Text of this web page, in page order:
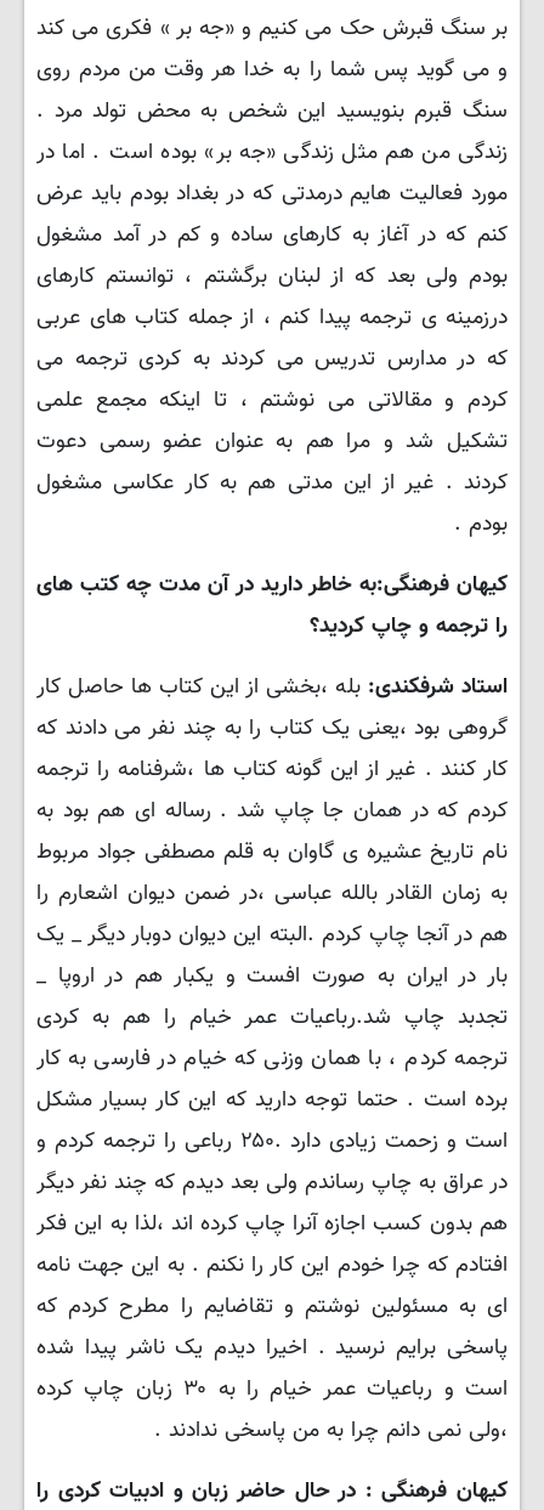
بر سنگ قبرش حک می کنیم و «جه بر » فکری می کند
و می گوید پس شما را به خدا هر وقت من مردم روی
سنگ قبرم بنویسید این شخص به محض تولد مرد .
زندگی من هم مثل زندگی «جه بر» بوده است . اما در
مورد فعالیت هایم درمدتی که در بغداد بودم باید عرض
کنم که در آغاز به کارهای ساده و کم در آمد مشغول
بودم ولی بعد که از لبنان برگشتم ، توانستم کارهای
درزمینه ی ترجمه پیدا کنم ، از جمله کتاب های عربی
که در مدارس تدریس می کردند به کردی ترجمه می
کردم و مقالاتی می نوشتم ، تا اینکه مجمع علمی
تشکیل شد و مرا هم به عنوان عضو رسمی دعوت
کردند . غیر از این مدتی هم به کار عکاسی مشغول
بودم .
کیهان فرهنگی:به خاطر دارید در آن مدت چه کتب های
را ترجمه و چاپ کردید؟
استاد شرفکندی: بله ،بخشی از این کتاب ها حاصل کار
گروهی بود ،یعنی یک کتاب را به چند نفر می دادند که
کار کنند . غیر از این گونه کتاب ها ،شرفنامه را ترجمه
کردم که در همان جا چاپ شد . رساله ای هم بود به
نام تاریخ عشیره ی گاوان به قلم مصطفی جواد مربوط
به زمان القادر بالله عباسی ،در ضمن دیوان اشعارم را
هم در آنجا چاپ کردم .البته این دیوان دوبار دیگر _ یک
بار در ایران به صورت افست و یکبار هم در اروپا _
تجدبد چاپ شد.رباعیات عمر خیام را هم به کردی
ترجمه کردم ، با همان وزنی که خیام در فارسی به کار
برده است . حتما توجه دارید که این کار بسیار مشکل
است و زحمت زیادی دارد .۲۵۰ رباعی را ترجمه کردم و
در عراق به چاپ رساندم ولی بعد دیدم که چند نفر دیگر
هم بدون کسب اجازه آنرا چاپ کرده اند ،لذا به این فکر
افتادم که چرا خودم این کار را نکنم . به این جهت نامه
ای به مسئولین نوشتم و تقاضایم را مطرح کردم که
پاسخی برایم نرسید . اخیرا دیدم یک ناشر پیدا شده
است و رباعیات عمر خیام را به ۳۰ زبان چاپ کرده
،ولی نمی دانم چرا به من پاسخی ندادند .
کیهان فرهنگی : در حال حاضر زبان و ادبیات کردی را